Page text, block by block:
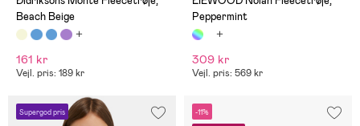
Beach Beige
161 kr
Vejl. pris: 189 kr
Peppermint
309 kr
Vejl. pris: 569 kr
Supergod pris -11%